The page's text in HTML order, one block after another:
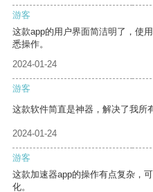
游客
这款app的用户界面简洁明了，使
悉操作。
2024-01-24
游客
这款软件简直是神器，解决了我所
2024-01-24
游客
这款加速器app的操作有点复杂，
化。